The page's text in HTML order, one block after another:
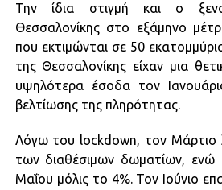
Την ίδια στιγμή και ο
Θεσσαλονίκης στο εξάμηνο
που εκτιμώνται σε 50
της Θεσσαλονίκης είχαν μια
υψηλότερα έσοδα τον
βελτίωσης της πληρότητας.
Λόγω του lockdown, τον Μάρτιο
των διαθέσιμων δωματίων, ενώ
Μαΐου μόλις το 4%. Τον Ιούνιο